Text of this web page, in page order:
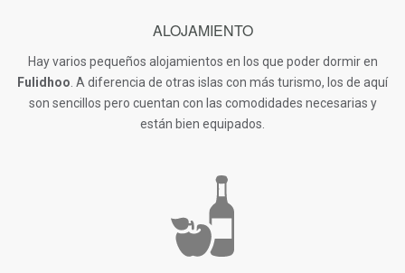
ALOJAMIENTO
Hay varios pequeños alojamientos en los que poder dormir en
Fulidhoo . A diferencia de otras islas con más turismo, los de aquí
son sencillos pero cuentan con las comodidades necesarias y
están bien equipados.